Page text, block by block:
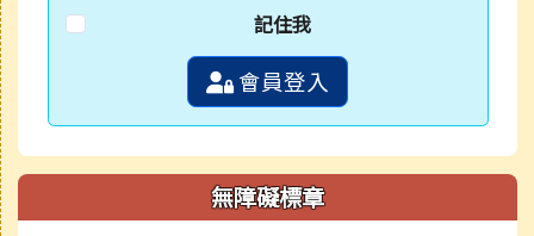
記住我
會員登入
無障礙標章